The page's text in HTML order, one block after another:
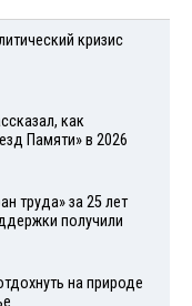
кризис
как
Памяти» в 2026
труда» за 25 лет
получили
на природе